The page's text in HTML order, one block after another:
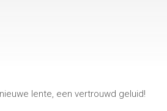
lente, een vertrouwd geluid!